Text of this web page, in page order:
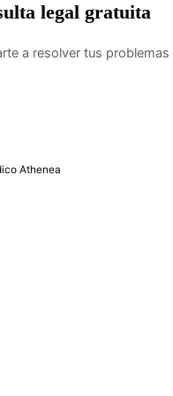
legal gratuita
a resolver tus problemas
Athenea